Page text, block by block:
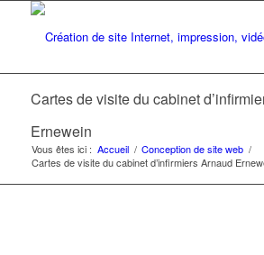
Cartes de visite du cabinet
Ernewein
Vous êtes ici : Accueil / Conception de site web /
Cartes de visite du cabinet d’infirmiers Arnaud